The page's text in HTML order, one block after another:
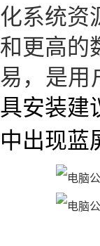
化系统资
和更高的
易，是用
具安装建
中出现蓝